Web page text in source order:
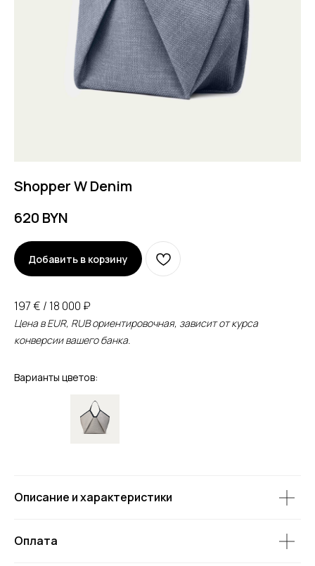
Shopper W Denim
620 BYN
Добавить в корзину
197 € / 18 000 ₽
Цена в EUR, RUB ориентировочная, зависит от курса
конверсии вашего банка.
Варианты цветов:
Описание и характеристики
Оплата